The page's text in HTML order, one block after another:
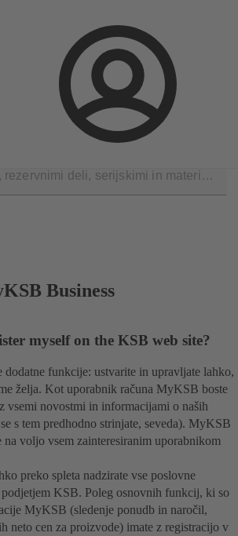
Prijava
rezervih delov Konfiguracija
Business
myself on the KSB web site?
funkcije: ustvarite in upravljate lahko,
želja. Kot uporabnik računa MyKSB boste
vsemi novostmi in informacijami o naših
s tem predhodno strinjate, seveda). MyKSB
na voljo vsem zainteresiranim uporabnikom
preko spleta nadzirate vse poslovne
KSB. Poleg osnovnih funkcij, ki so
MyKSB (sledenje ponudb in naročil,
neto cen za proizvode) imate z registracijo v